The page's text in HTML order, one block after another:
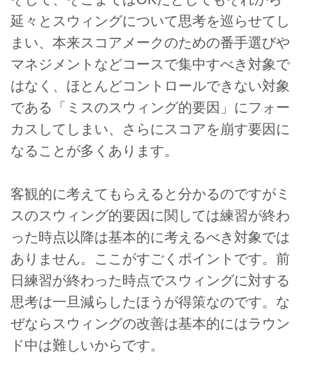
延々とスウィングについて思考を巡らせてし
まい、本来スコアメークのための番手選びや
マネジメントなどコースで集中すべき対象で
はなく、ほとんどコントロールできない対象
である「ミスのスウィング的要因」にフォー
カスしてしまい、さらにスコアを崩す要因に
なることが多くあります。
客観的に考えてもらえると分かるのですがミ
スのスウィング的要因に関しては練習が終わ
った時点以降は基本的に考えるべき対象では
ありません。ここがすごくポイントです。前
日練習が終わった時点でスウィングに対する
思考は一旦減らしたほうが得策なのです。な
ぜならスウィングの改善は基本的にはラウン
ド中は難しいからです。